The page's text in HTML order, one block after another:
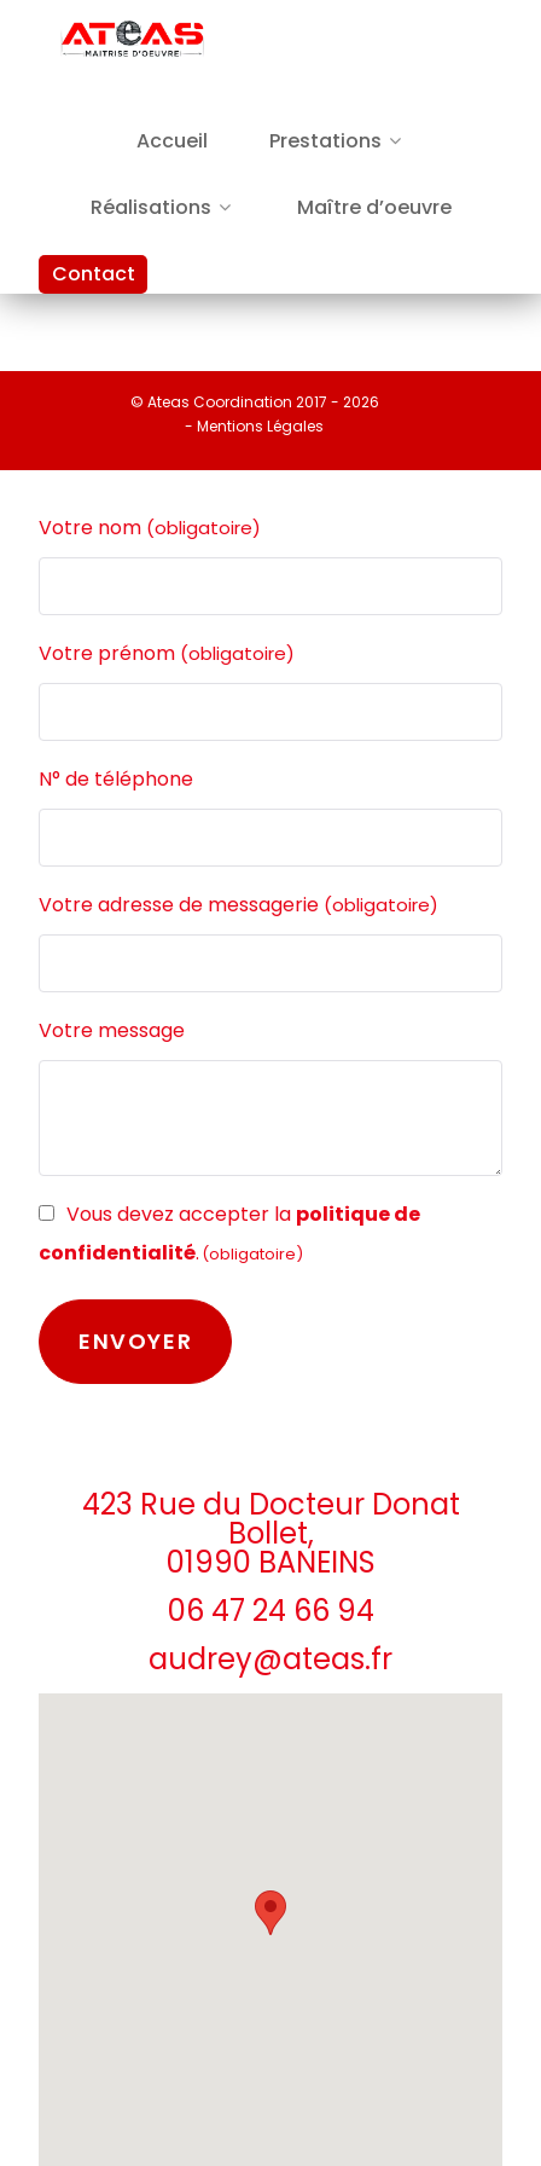
Accueil Prestations
Réalisations Maître d’oeuvre
Contact
© Ateas Coordination 2017 - 2026
- Mentions Légales
Votre nom (obligatoire)
Votre prénom (obligatoire)
N° de téléphone
Votre adresse de messagerie (obligatoire)
Votre message
RGPDVous devez accepter la politique de
confidentialité. (obligatoire)
423 Rue du Docteur Donat
Bollet,
01990 BANEINS
06 47 24 66 94
audrey@ateas.fr